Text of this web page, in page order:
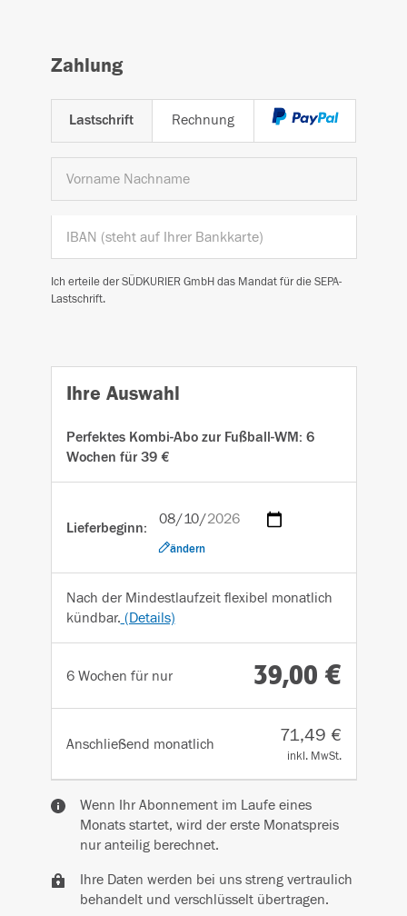
Zahlung
Lastschrift Rechnung
Ich erteile der SÜDKURIER GmbH das Mandat für die SEPA-
Lastschrift.
Ihre Auswahl
Perfektes Kombi-Abo zur Fußball-WM: 6
Wochen für 39 €
Lieferbeginn:
ändern
Nach der Mindestlaufzeit flexibel monatlich
kündbar. (Details)
6 Wochen für nur 39,00 €
Anschließend monatlich 71,49 €
inkl. MwSt.
Wenn Ihr Abonnement im Laufe eines
Monats startet, wird der erste Monatspreis
nur anteilig berechnet.
Ihre Daten werden bei uns streng vertraulich
behandelt und verschlüsselt übertragen.